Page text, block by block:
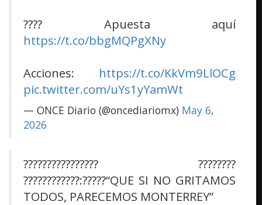
???? Apuesta aquí
https://t.co/bbgMQPgXNy
Acciones: https://t.co/KkVm9LlOCg
pic.twitter.com/uYs1yYamWt
— ONCE Diario (@oncediariomx) May 6,
2026
???????????????? ????????
????????????:?????“QUE SI NO GRITAMOS
TODOS, PARECEMOS MONTERREY”